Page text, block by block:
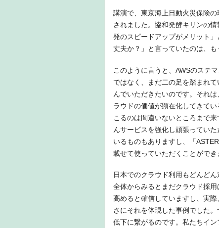
講演で、東京海上日動火災保険
されました。協和発酵キリンの
発のスピードアップがメリット
丈夫か？」と言っていたのは、も
このように言うと、AWSのステ
ではなく、まだ二の足を踏まれ
んでいただきたいのです。それ
ラウドの価値が顕在化してきて
こるのは間違いないところまで
んサービスを強化し頑張ってい
いるものもありますし、「
載せて使っていただくことができ
日本でのクラウド利用もどんど
全体からみるとまだクラウド採
高めると確信していますし、実
さにそれを体現した事例でした
低下に繋がるのです。私たちイ